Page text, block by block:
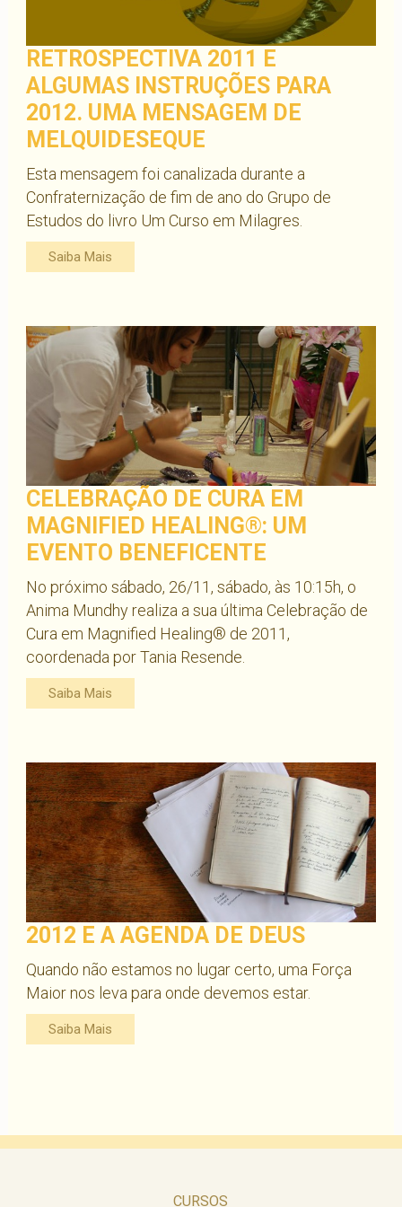
RETROSPECTIVA 2011 E
ALGUMAS INSTRUÇÕES PARA
2012. UMA MENSAGEM DE
MELQUIDESEQUE
Esta mensagem foi canalizada durante a
Confraternização de fim de ano do Grupo de
Estudos do livro Um Curso em Milagres.
Saiba Mais
CELEBRAÇÃO DE CURA EM
MAGNIFIED HEALING®: UM
EVENTO BENEFICENTE
No próximo sábado, 26/11, sábado, às 10:15h, o
Anima Mundhy realiza a sua última Celebração de
Cura em Magnified Healing® de 2011,
coordenada por Tania Resende.
Saiba Mais
2012 E A AGENDA DE DEUS
Quando não estamos no lugar certo, uma Força
Maior nos leva para onde devemos estar.
Saiba Mais
CURSOS